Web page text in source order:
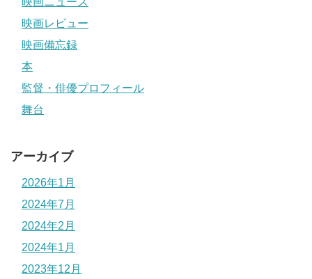
映画レビュー
映画備忘録
本
監督・俳優プロフィール
舞台
アーカイブ
2026年1月
2024年7月
2024年2月
2024年1月
2023年12月